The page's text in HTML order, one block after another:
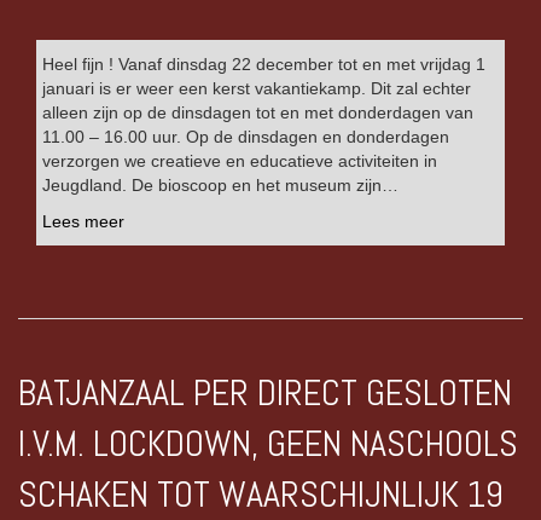
Heel fijn ! Vanaf dinsdag 22 december tot en met vrijdag 1
januari is er weer een kerst vakantiekamp. Dit zal echter
alleen zijn op de dinsdagen tot en met donderdagen van
11.00 – 16.00 uur. Op de dinsdagen en donderdagen
verzorgen we creatieve en educatieve activiteiten in
Jeugdland. De bioscoop en het museum zijn…
Lees meer
BATJANZAAL PER DIRECT GESLOTEN
I.V.M. LOCKDOWN, GEEN NASCHOOLS
SCHAKEN TOT WAARSCHIJNLIJK 19